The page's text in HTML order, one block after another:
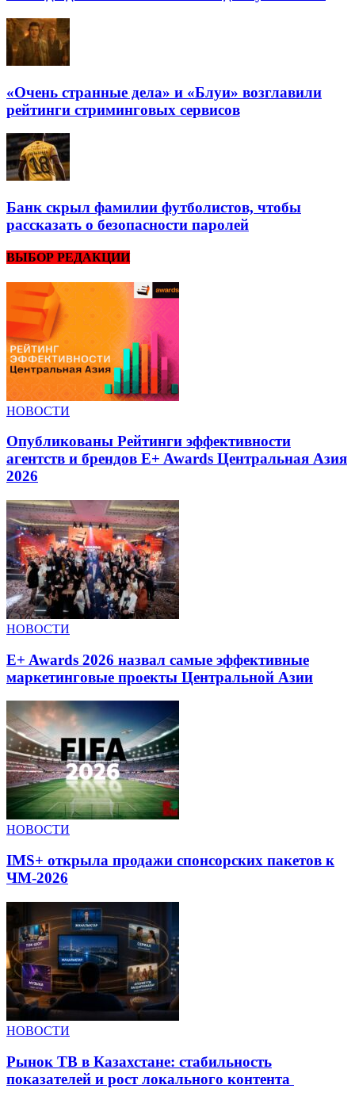
«Очень странные дела» и «Блуи» возглавили
рейтинги стриминговых сервисов
Банк скрыл фамилии футболистов, чтобы
рассказать о безопасности паролей
ВЫБОР РЕДАКЦИИ
НОВОСТИ
Опубликованы Рейтинги эффективности
агентств и брендов E+ Awards Центральная Азия
2026
НОВОСТИ
E+ Awards 2026 назвал самые эффективные
маркетинговые проекты Центральной Азии
НОВОСТИ
IMS+ открыла продажи спонсорских пакетов к
ЧМ-2026
НОВОСТИ
Рынок ТВ в Казахстане: стабильность
показателей и рост локального контента